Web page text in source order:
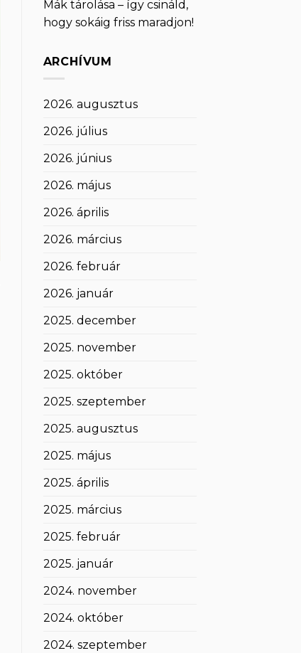
Mák tárolása – így csináld,
hogy sokáig friss maradjon!
ARCHÍVUM
2026. augusztus
2026. július
2026. június
2026. május
2026. április
2026. március
2026. február
2026. január
2025. december
2025. november
2025. október
2025. szeptember
2025. augusztus
2025. május
2025. április
2025. március
2025. február
2025. január
2024. november
2024. október
2024. szeptember